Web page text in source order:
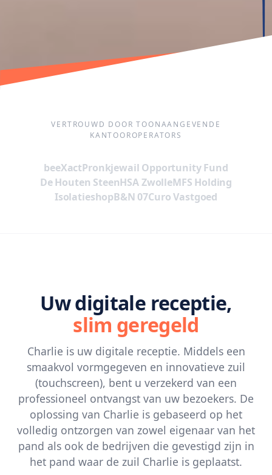
VERTROUWD DOOR TOONAANGEVENDE
KANTOOROPERATORS
beeXactPronkjewail Opportunity Fund
De Houten SteenHSA ZwolleMFS Holding
IsolatieshopB&N 07Curo Vastgoed
Uw digitale receptie,
slim geregeld
Charlie is uw digitale receptie. Middels een
smaakvol vormgegeven en innovatieve zuil
(touchscreen), bent u verzekerd van een
professioneel ontvangst van uw bezoekers. De
oplossing van Charlie is gebaseerd op het
volledig ontzorgen van zowel eigenaar van het
pand als ook de bedrijven die gevestigd zijn in
het pand waar de zuil Charlie is geplaatst.